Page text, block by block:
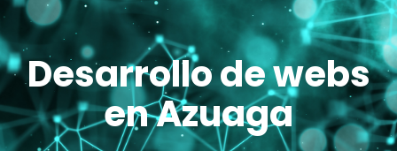
Desarrollo de webs
en Azuaga